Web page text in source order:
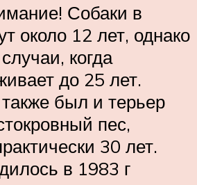
Собаки в
около 12 лет, однако
когда
до 25 лет.
был и терьер
пес,
30 лет.
в 1983 г